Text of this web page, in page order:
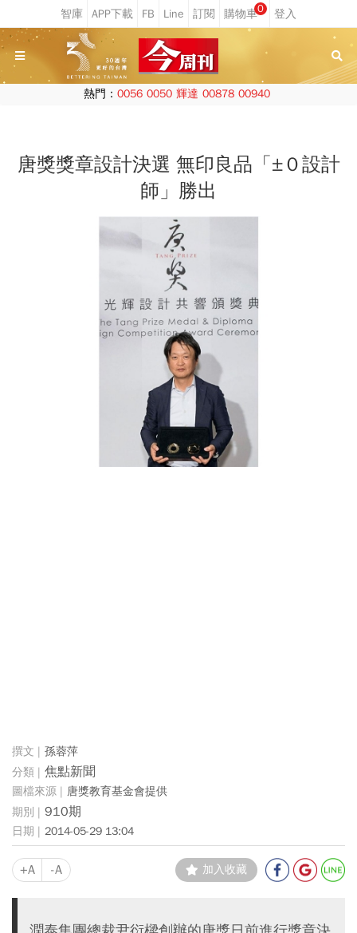
0
熱門： 0056 0050 輝達 00878 00940
唐獎獎章設計決選 無印良品「±０設計
師」勝出
孫蓉萍
焦點新聞
唐獎教育基金會提供
910期
2014-05-29 13:04
+A -A 加入收藏